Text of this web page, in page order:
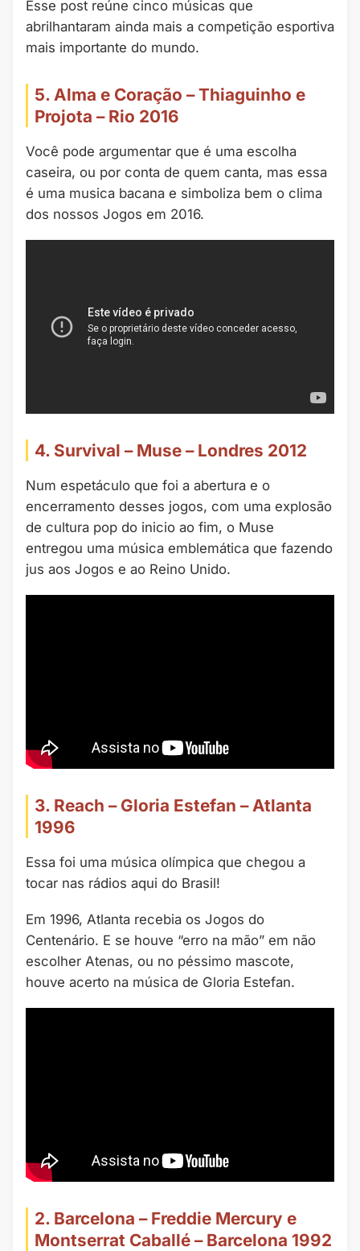
Esse post reúne cinco músicas que
abrilhantaram ainda mais a competição esportiva
mais importante do mundo.
5. Alma e Coração – Thiaguinho e
Projota – Rio 2016
Você pode argumentar que é uma escolha
caseira, ou por conta de quem canta, mas essa
é uma musica bacana e simboliza bem o clima
dos nossos Jogos em 2016.
4. Survival – Muse – Londres 2012
Num espetáculo que foi a abertura e o
encerramento desses jogos, com uma explosão
de cultura pop do inicio ao fim, o Muse
entregou uma música emblemática que fazendo
jus aos Jogos e ao Reino Unido.
3. Reach – Gloria Estefan – Atlanta
1996
Essa foi uma música olímpica que chegou a
tocar nas rádios aqui do Brasil!
Em 1996, Atlanta recebia os Jogos do
Centenário. E se houve “erro na mão” em não
escolher Atenas, ou no péssimo mascote,
houve acerto na música de Gloria Estefan.
2. Barcelona – Freddie Mercury e
Montserrat Caballé – Barcelona 1992